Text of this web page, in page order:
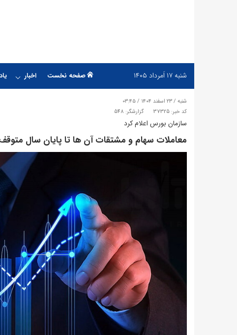
شنبه ۱۷ اَمرداد ۱۴۰۵ صفحه نخست اخبار
شنبه / ۲۳ اسفند ۱۴۰۴ / ۰۳:۴۵
کد خبر: 37325
گزارشگر: 548
سازمان بورس اعلام کرد
معاملات سهام و مشتقات آن ها تا پایان سال